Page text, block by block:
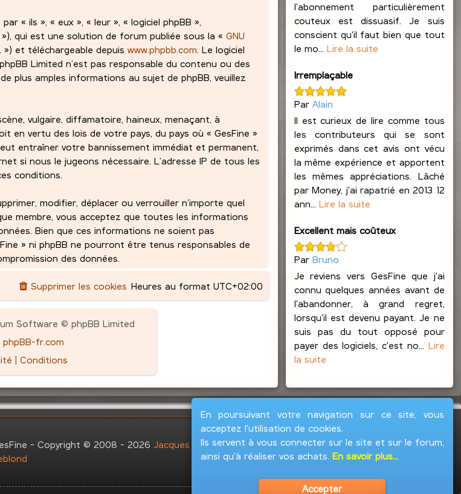
« ils », « eux », « leur », « logiciel phpBB »,
»), qui est une solution de forum publiée sous la «GNU
») et téléchargeable depuiswww.phpbb.com. Le logiciel
Limited n’est pas responsable du contenu ou des
plus amples informations au sujet de phpBB, veuillez
vulgaire, diffamatoire, haineux, menaçant, à
vertu des lois de votre pays, du pays où « GesFine »
entraîner votre bannissement immédiat et permanent,
si nous le jugeons nécessaire. L’adresse IP de tous les
conditions.
modifier, déplacer ou verrouiller n’importe quel
membre, vous acceptez que toutes les informations
Bien que ces informations ne soient pas
» ni phpBB ne pourront être tenus responsables de
des données.
Heures au format UTC+02:00
Supprimer les cookies
Software © phpBB Limited
phpBB-fr.com
| Conditions
l'abonnement particulièrement
couteux est dissuasif. Je suis
conscient qu'il faut bien que tout
le mo... Lire la suite
Irremplaçable
Par Alain
Il est curieux de lire comme tous
les contributeurs qui se sont
exprimés dans cet avis ont vécu
la même expérience et apportent
les mêmes appréciations. Lâché
par Money, j'ai rapatrié en 2013 12
ann... Lire la suite
Excellent mais coûteux
Par Bruno
Je reviens vers GesFine que j'ai
connu quelques années avant de
l'abandonner, à grand regret,
lorsqu'il est devenu payant. Je ne
suis pas du tout opposé pour
payer des logiciels, c'est no... Lire
la suite
En poursuivant votre navigation sur ce site, vous
acceptez l'utilisation de cookies.
Ils servent à vous connecter sur le site et sur le forum,
ainsi qu'à réaliser vos achats. En savoir plus...
Accepter
- Copyright © 2008 - 2026Jacques